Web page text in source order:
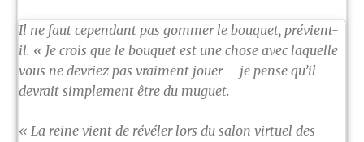
Il ne faut cependant pas gommer le bouquet, prévient-
il. « Je crois que le bouquet est une chose avec laquelle
vous ne devriez pas vraiment jouer – je pense qu’il
devrait simplement être du muguet.
« La reine vient de révéler lors du salon virtuel des